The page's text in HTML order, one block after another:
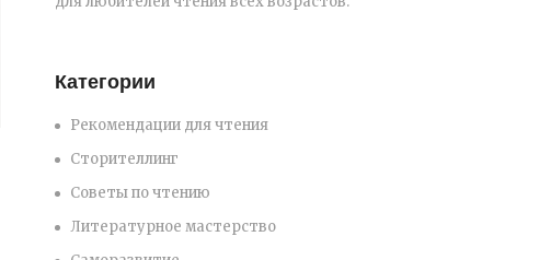
Категории
Рекомендации для чтения
Сторителлинг
Советы по чтению
Литературное мастерство